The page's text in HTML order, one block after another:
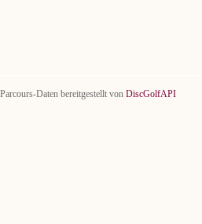
Parcours-Daten bereitgestellt von DiscGolfAPI